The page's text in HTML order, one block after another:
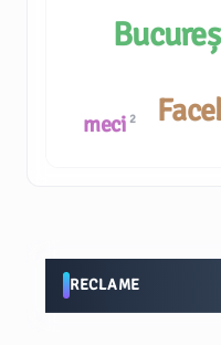
meci 2
RECLAME